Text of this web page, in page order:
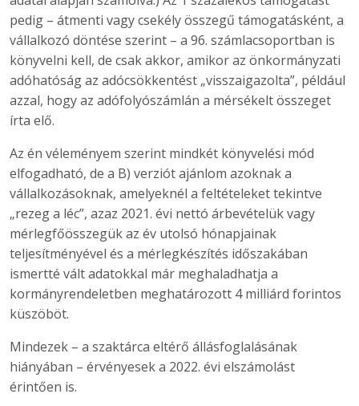
pedig – átmenti vagy csekély összegű támogatásként, a
vállalkozó döntése szerint – a 96. számlacsoportban is
könyvelni kell, de csak akkor, amikor az önkormányzati
adóhatóság az adócsökkentést „visszaigazolta”, például
azzal, hogy az adófolyószámlán a mérsékelt összeget
írta elő.
Az én véleményem szerint mindkét könyvelési mód
elfogadható, de a B) verziót ajánlom azoknak a
vállalkozásoknak, amelyeknél a feltételeket tekintve
„rezeg a léc”, azaz 2021. évi nettó árbevételük vagy
mérlegfőösszegük az év utolsó hónapjainak
teljesítményével és a mérlegkészítés időszakában
ismertté vált adatokkal már meghaladhatja a
kormányrendeletben meghatározott 4 milliárd forintos
küszöböt.
Mindezek – a szaktárca eltérő állásfoglalásának
hiányában – érvényesek a 2022. évi elszámolást
érintően is.